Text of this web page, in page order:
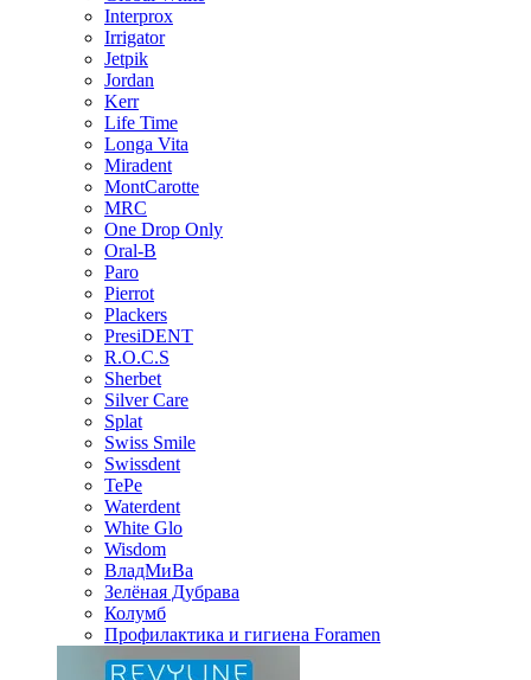
Interprox
Irrigator
Jetpik
Jordan
Kerr
Life Time
Longa Vita
Miradent
MontCarotte
MRC
One Drop Only
Oral-B
Paro
Pierrot
Plackers
PresiDENT
R.O.C.S
Sherbet
Silver Care
Splat
Swiss Smile
Swissdent
TePe
Waterdent
White Glo
Wisdom
ВладМиВа
Зелёная Дубрава
Колумб
Профилактика и гигиена Foramen